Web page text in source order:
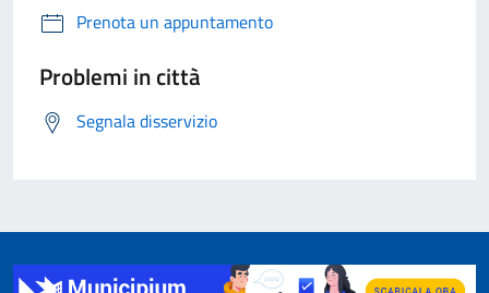
Prenota un appuntamento
Problemi in città
Segnala disservizio